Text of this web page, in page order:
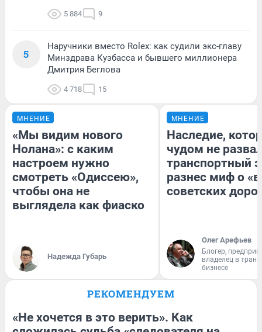
5 884 9
5
Наручники вместо Rolex: как судили экс-главу
Минздрава Кузбасса и бывшего миллионера
Дмитрия Беглова
4 718 15
МНЕНИЕ
«Мы видим нового
Нолана»: с каким
настроем нужно
смотреть «Одиссею»,
чтобы она не
выглядела как фиаско
Надежда Губарь
МНЕНИЕ
Наследие,
чудом не
транспортный
разнес миф о
советских
Олег Арефьев
Блогер,
владелец в
бизнесе
РЕКОМЕНДУЕМ
«Не хочется в это верить». Как